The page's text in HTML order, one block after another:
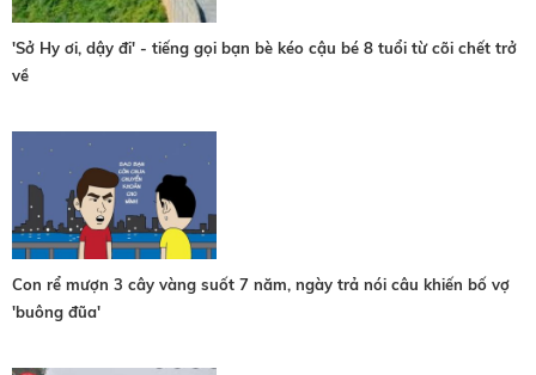
'Sở Hy ơi, dậy đi' - tiếng gọi bạn bè kéo cậu bé 8 tuổi từ cõi chết trở
về
Con rể mượn 3 cây vàng suốt 7 năm, ngày trả nói câu khiến bố vợ
'buông đũa'